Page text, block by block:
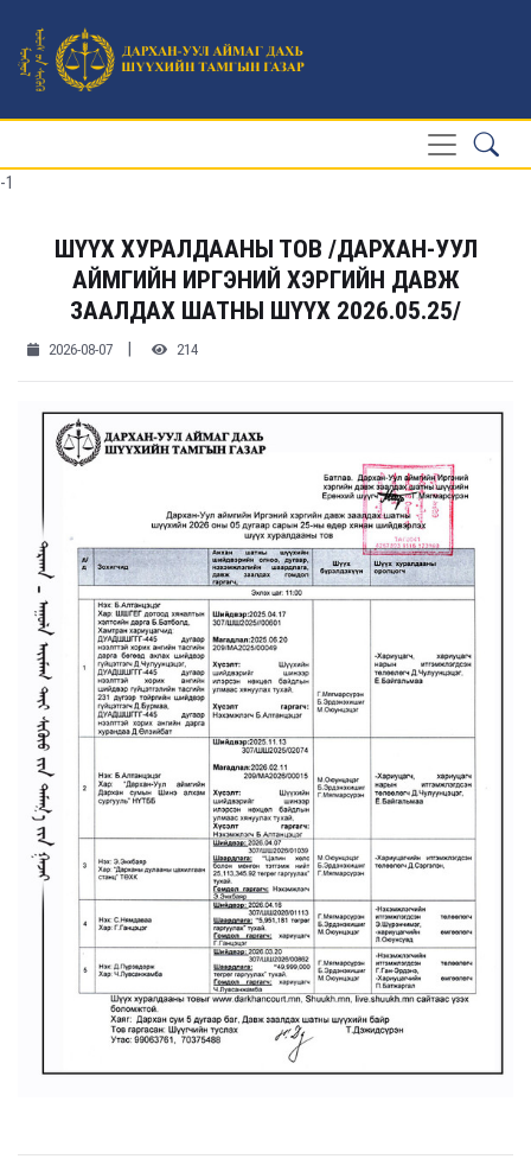
-1
ШҮҮХ ХУРАЛДААНЫ ТОВ /ДАРХАН-УУЛ
АЙМГИЙН ИРГЭНИЙ ХЭРГИЙН ДАВЖ
ЗААЛДАХ ШАТНЫ ШҮҮХ 2026.05.25/
2026-08-07 | 214